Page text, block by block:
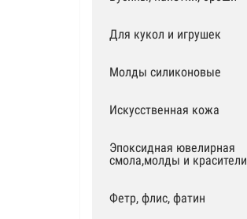
Для кукол и игрушек
Молды силиконовые
Искусственная кожа
Эпоксидная ювелирная
смола,молды и красители
Фетр, флис, фатин